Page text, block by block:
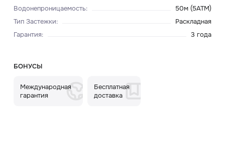
Водонепроницаемость:
50м (5ATM)
Тип Застежки:
Раскладная
Гарантия: 3 года
БОНУСЫ
Международная
гарантия
Бесплатная
доставка